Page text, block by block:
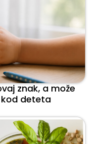
znak, a može
kod deteta